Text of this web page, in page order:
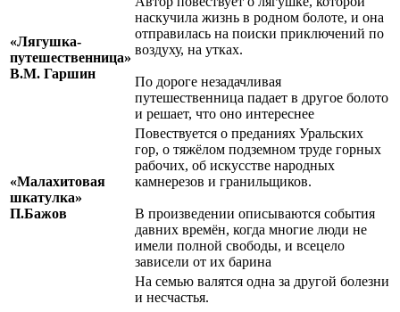
«Лягушка-
путешественница»
В.М. Гаршин
наскучила жизнь в родном болоте, и она
отправилась на поиски приключений по
воздуху, на утках.
По дороге незадачливая
путешественница падает в другое болото
и решает, что оно интереснее
«Малахитовая
шкатулка»
П.Бажов
Повествуется о преданиях Уральских
гор, о тяжёлом подземном труде горных
рабочих, об искусстве народных
камнерезов и гранильщиков.
В произведении описываются события
давних времён, когда многие люди не
имели полной свободы, и всецело
зависели от их барина
На семью валятся одна за другой болезни
и несчастья.